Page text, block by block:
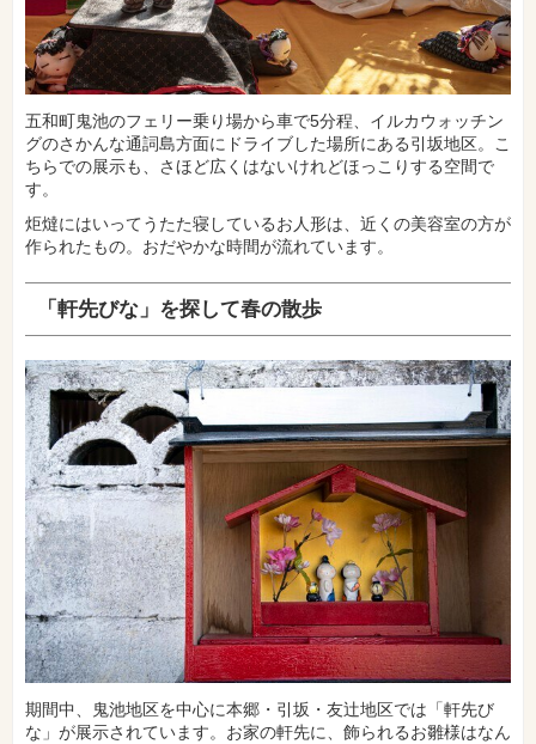
五和町鬼池のフェリー乗り場から車で5分程、イルカウォッチン
グのさかんな通詞島方面にドライブした場所にある引坂地区。こ
ちらでの展示も、さほど広くはないけれどほっこりする空間で
す。
炬燵にはいってうたた寝しているお人形は、近くの美容室の方が
作られたもの。おだやかな時間が流れています。
「軒先びな」を探して春の散歩
期間中、鬼池地区を中心に本郷・引坂・友辻地区では「軒先び
な」が展示されています。お家の軒先に、飾られるお雛様はなん